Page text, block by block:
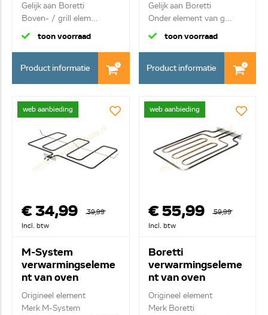
Gelijk aan Boretti
Boven- / grill elem...
toon voorraad
Product informatie
Gelijk aan Boretti
Onder element van g...
toon voorraad
Product informatie
web aanbieding
€ 34,99
39,99
Incl. btw
M-System
verwarmingseleme
nt van oven
062101004
Origineel element
Merk M-System
web aanbieding
€ 55,99
59,99
Incl. btw
Boretti
verwarmingseleme
nt van oven
A45878
Origineel element
Merk Boretti